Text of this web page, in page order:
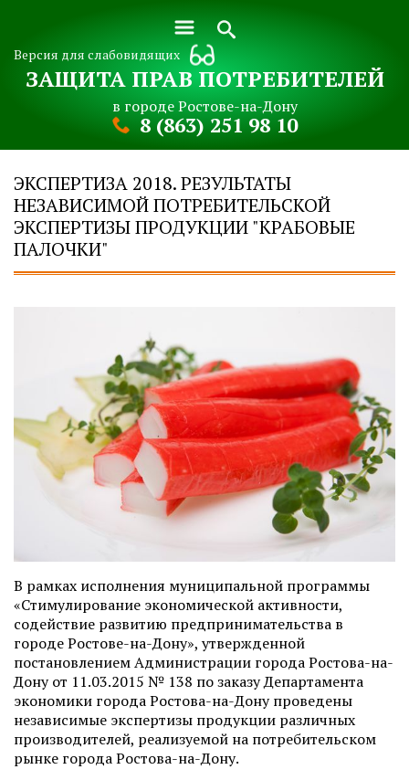
Версия для слабовидящих
ЗАЩИТА ПРАВ ПОТРЕБИТЕЛЕЙ
в городе Ростове-на-Дону
8 (863) 251 98 10
ЭКСПЕРТИЗА 2018. РЕЗУЛЬТАТЫ
НЕЗАВИСИМОЙ ПОТРЕБИТЕЛЬСКОЙ
ЭКСПЕРТИЗЫ ПРОДУКЦИИ "КРАБОВЫЕ
ПАЛОЧКИ"
В рамках исполнения муниципальной программы
«Стимулирование экономической активности,
содействие развитию предпринимательства в
городе Ростове-на-Дону», утвержденной
постановлением Администрации города Ростова-на-
Дону от 11.03.2015 № 138 по заказу Департамента
экономики города Ростова-на-Дону проведены
независимые экспертизы продукции различных
производителей, реализуемой на потребительском
рынке города Ростова-на-Дону.